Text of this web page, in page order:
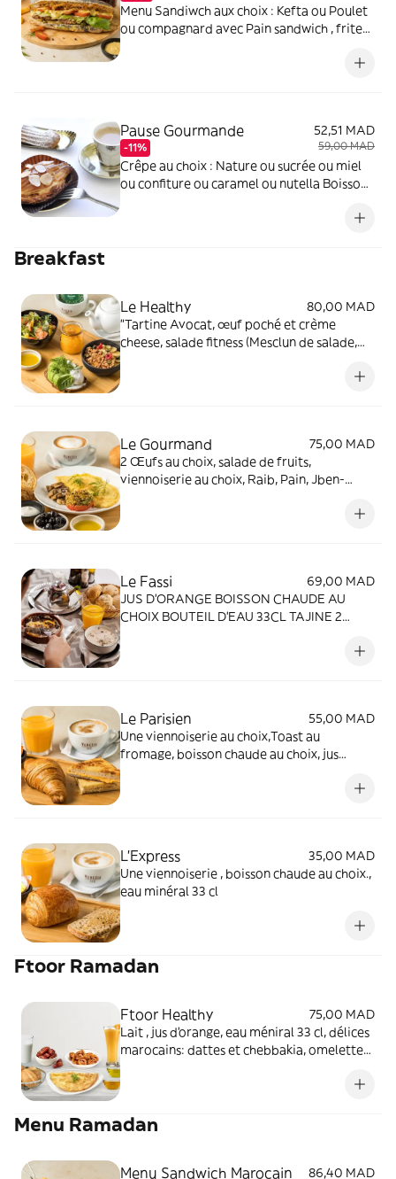
Menu Sandiwch aux choix : Kefta ou Poulet
ou compagnard avec Pain sandwich , frites,
Pause Gourmande
-11%
52,51 MAD
59,00 MAD
Crêpe au choix : Nature ou sucrée ou miel
ou confiture ou caramel ou nutella Boisson
Breakfast
Le Healthy
80,00 MAD
"Tartine Avocat, œuf poché et crème
cheese, salade fitness (Mesclun de salade,
concombre), yaourt nature granola et fruits
Le Gourmand
75,00 MAD
2 Œufs au choix, salade de fruits,
viennoiserie au choix, Raib, Pain, Jben-
Concassés et épicées, Eau Minérale, Boisson
Le Fassi
69,00 MAD
JUS D'ORANGE BOISSON CHAUDE AU
CHOIX BOUTEIL D'EAU 33CL TAJINE 2
Le Parisien
55,00 MAD
Une viennoiserie au choix,Toast au
fromage, boisson chaude au choix, jus
L'Express
35,00 MAD
Une viennoiserie , boisson chaude au choix.,
eau minéral 33 cl
Ftoor Ramadan
Ftoor Healthy
75,00 MAD
Lait , jus d’orange, eau méniral 33 cl, délices
marocains: dattes et chebbakia, omelette
Menu Ramadan
Menu Sandwich Marocain 86,40 MAD